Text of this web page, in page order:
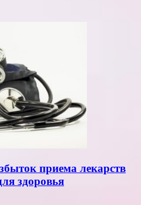
приема лекарств
здоровья